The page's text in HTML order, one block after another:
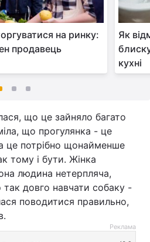
на ринку:
продавець
Як
кухні
що це зайняло багато
що прогулянка - це
це потрібно щонайменше
тому і бути. Жінка
людина нетерпляча,
довго навчати собаку -
поводитися правильно,
Реклама